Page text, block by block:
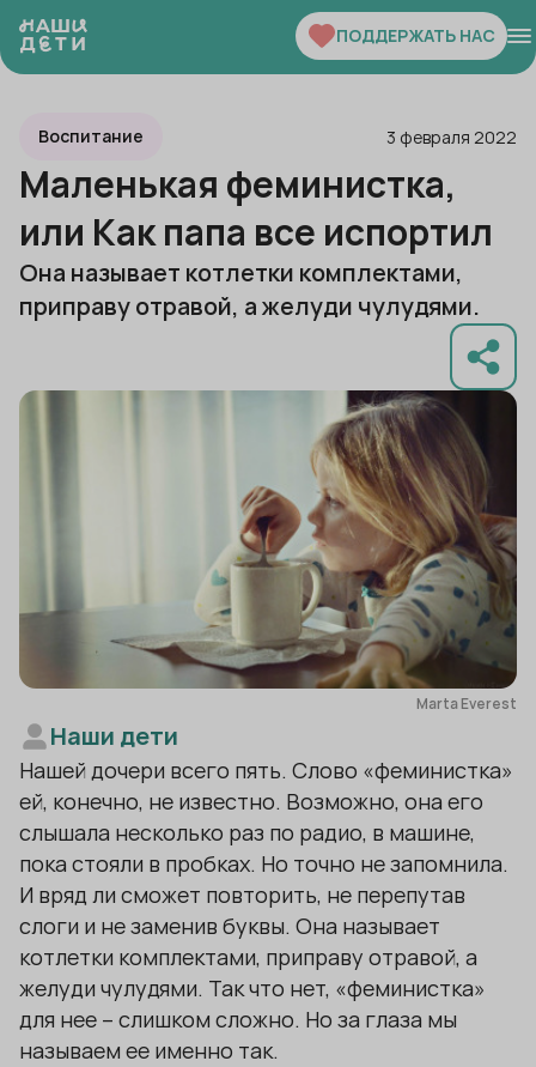
ПОДДЕРЖАТЬ НАС
Воспитание 3 февраля 2022
Маленькая феминистка,
или Как папа все испортил
Она называет котлетки комплектами,
приправу отравой, а желуди чулудями.
Marta Everest
Наши дети
Нашей дочери всего пять. Слово «феминистка»
ей, конечно, не известно. Возможно, она его
слышала несколько раз по радио, в машине,
пока стояли в пробках. Но точно не запомнила.
И вряд ли сможет повторить, не перепутав
слоги и не заменив буквы. Она называет
котлетки комплектами, приправу отравой, а
желуди чулудями. Так что нет, «феминистка»
для нее – слишком сложно. Но за глаза мы
называем ее именно так.